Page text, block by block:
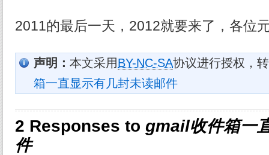
2011的最后一天，2012就要来了，各位
声明： 本文采用BY-NC-SA协议进行授权，
箱一直显示有几封未读邮件
2 Responses to gmail收件箱一
件